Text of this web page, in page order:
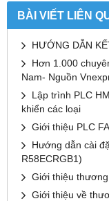
BÀI VIẾT LIÊN
HƯỚNG DẪN
Hơn 1.000
Nam- Nguồn
Lập trình PLC
khiển các loại
Giới thiệu PLC
Hướng dẫn cài
R58ECRGB1)
Giới thiệu thương
Giới thiệu về